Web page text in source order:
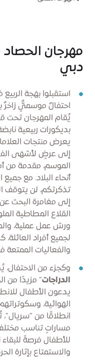
مهرجان
دبي
استقبلوا بهجة
احتفالٌ موسميٌّ زاخرٌ
يُقام المهرجان تحت
بديكورات ربيعية
يعرض منتجات
إلى عرضٍ لأشهى
الموسم، مقدمة من
أنحاء البلاد. مع
تذكرتكم، لن يتوقف
إلى مغامرة البحث
القلاع المطاطية
ورش عمل عملية،
لجميع أفراد
والفعاليات
وكجزء من
الدراجات" مزيدًا من
يدعون الأطفال
الهوائية،
انطلاقًا من
مساراتٍ تناسب مختلف
للأطفال فرصةً
والاستمتاع بإثارة